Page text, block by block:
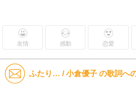
友情 感動 恋愛
ふたり… / 小倉優子 の歌詞へ